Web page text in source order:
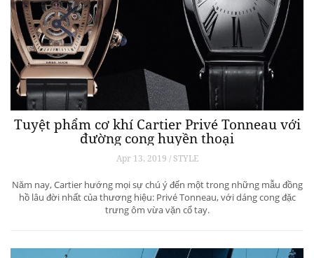
Tuyệt phẩm cơ khí Cartier Privé Tonneau với
đường cong huyền thoại
Apr 13, 2019 / STYLE
Năm nay, Cartier hướng mọi sự chú ý đến một trong những mẫu đồng
hồ lâu đời nhất của thương hiệu: Privé Tonneau, với dáng cong đặc
trưng ôm vừa vặn cổ tay.